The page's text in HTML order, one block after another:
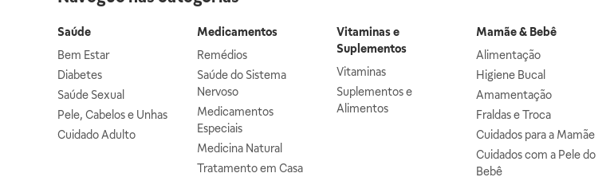
Saúde
Bem Estar
Diabetes
Saúde Sexual
Pele, Cabelos e Unhas
Cuidado Adulto
Medicamentos
Remédios
Saúde do Sistema
Nervoso
Medicamentos
Especiais
Medicina Natural
Tratamento em Casa
Vitaminas e
Suplementos
Vitaminas
Suplementos e
Alimentos
Mamãe & Bebê
Alimentação
Higiene Bucal
Amamentação
Fraldas e Troca
Cuidados para a Mamãe
Cuidados com a Pele do
Bebê